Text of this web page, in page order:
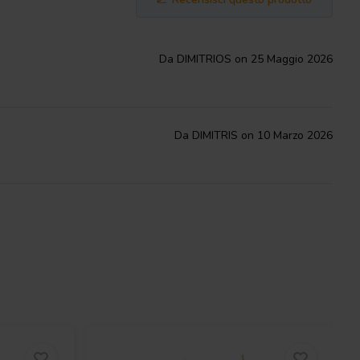
Da DIMITRIOS on 25 Maggio 2026
Da DIMITRIS on 10 Marzo 2026